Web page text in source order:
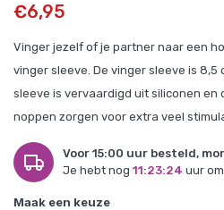
€6,95
Vinger jezelf of je partner naar een
vinger sleeve. De vinger sleeve is 8,5
sleeve is vervaardigd uit siliconen en
noppen zorgen voor extra veel
Voor 15:00 uur besteld,
Je hebt nog 11:23:24 uur
Maak een keuze